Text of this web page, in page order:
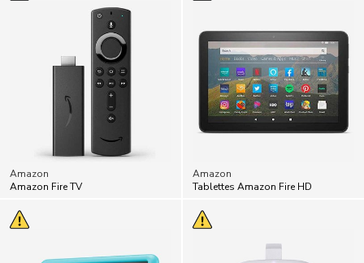
Amazon
Amazon Fire TV
Amazon
Tablettes Amazon Fire HD